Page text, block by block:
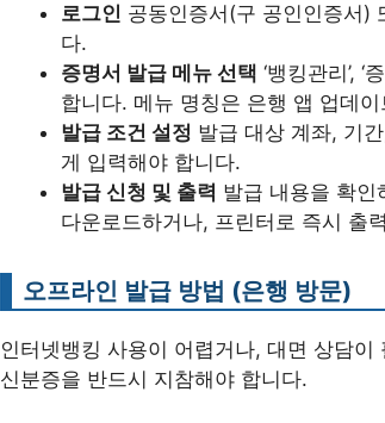
로그인 공동인증서(구 공인인증서)
다.
증명서 발급 메뉴 선택 ‘뱅킹관리’,
합니다. 메뉴 명칭은 은행 앱 업데
발급 조건 설정 발급 대상 계좌, 기
게 입력해야 합니다.
발급 신청 및 출력 발급 내용을 확인
다운로드하거나, 프린터로 즉시 출
오프라인 발급 방법 (은행 방문)
인터넷뱅킹 사용이 어렵거나, 대면 상담
신분증을 반드시 지참해야 합니다.